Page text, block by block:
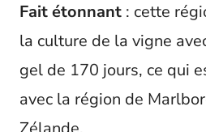
Fait étonnant : cette
la culture de la vigne
gel de 170 jours, ce qui
avec la région de